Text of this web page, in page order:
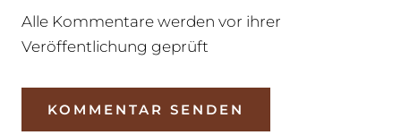
Alle Kommentare werden vor ihrer
Veröffentlichung geprüft
KOMMENTAR SENDEN